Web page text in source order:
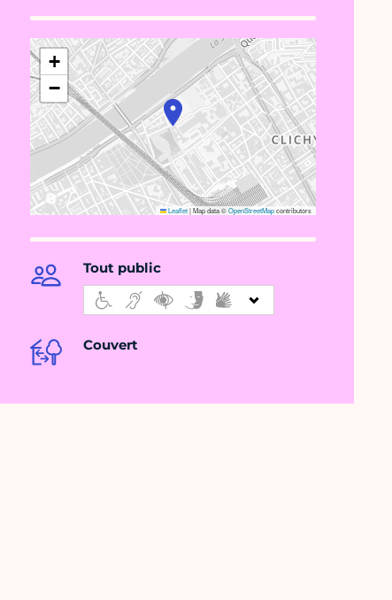
+
−
Leaflet|Map data ©OpenStreetMapcontributors
Tout public
Couvert